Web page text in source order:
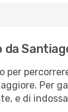
da
per
Per
e di